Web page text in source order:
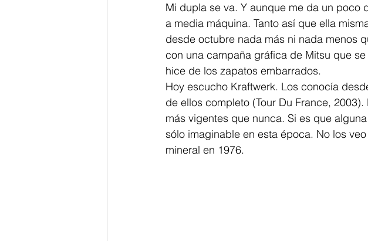
Mi dupla se va. Y aunque me da un
a media máquina. Tanto así que ella
desde octubre nada más ni nada menos
con una campaña gráfica de Mitsu que
hice de los zapatos embarrados.
Hoy escucho Kraftwerk. Los conocía
de ellos completo (Tour Du France,
más vigentes que nunca. Si es que
sólo imaginable en esta época. No los
mineral en 1976.